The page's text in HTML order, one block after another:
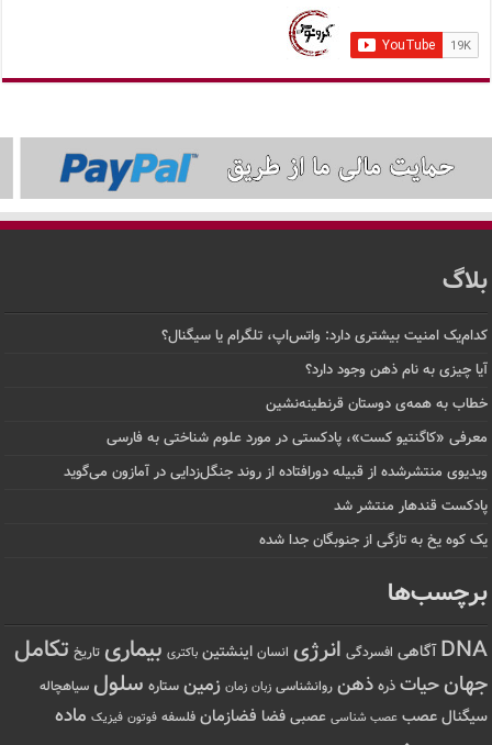
بلاگ
کدام‌یک امنیت بیشتری دارد: واتس‌اپ، تلگرام یا سیگنال؟
آیا چیزی به نام ذهن وجود دارد؟
خطاب به همه‌ی دوستان قرنطینه‌نشین
معرفی «کاگنتیو کست»، پادکستی در مورد علوم شناختی به فارسی
ویدیوی منتشرشده از قبیله دورافتاده‌ از روند جنگل‌زدایی در آمازون می‌گوید
پادکست قندهار منتشر شد
یک کوه یخ به تازگی از جنوبگان جدا شده
برچسب‌ها
DNA آگاهی افسردگی انرژی انسان اینشتین باکتری بیماری تاریخ تکامل
جهانحیات ذره ذهن روانشناسی زبان زمان زمین ستاره سلول سیاهچاله
سیگنال عصب عصب شناسی عصبی فضا فضازمان فلسفه فوتون فیزیک ماده